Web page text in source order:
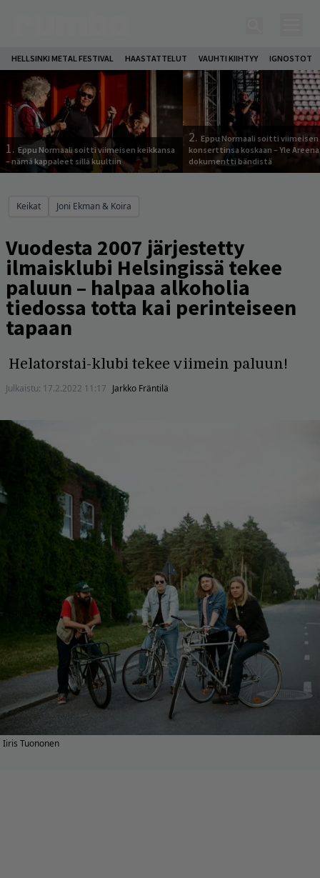
HELLSINKI METAL FESTIVAL HAASTATTELUT VAUHTI KIIHTYY IGNOSTOT
1. Eppu Normaali soitti viimeisen keikkansa
– nämä kappaleet sillä kuultiin
2. Eppu Normaali soitti viimeisen
konserttinsa koskaan – Yle
dokumentti bändistä
Keikat Joni Ekman & Koira
Vuodesta 2007 järjestetty
ilmaisklubi Helsingissä tekee
paluun – halpaa alkoholia
tiedossa totta kai perinteiseen
tapaan
Helatorstai-klubi tekee viimein paluun!
Julkaistu: 17.2.2022 11:17 Jarkko Fräntilä
Iiris Tuononen